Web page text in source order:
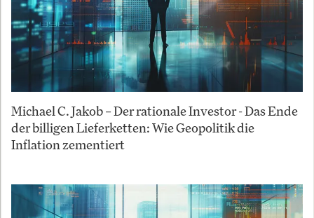
Michael C. Jakob – Der rationale Investor - Das Ende
der billigen Lieferketten: Wie Geopolitik die
Inflation zementiert